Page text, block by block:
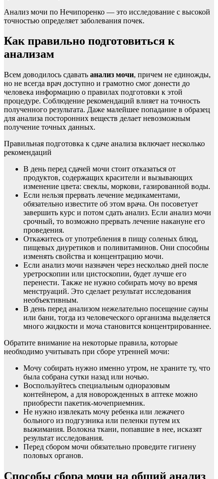
Анализ мочи по Нечипоренко — это исследование с высокой
точностью определяет заболевания почек.
Как правильно подготовиться к
анализам
Всем доводилось сдавать анализ мочи, причем не единожды,
но не всегда врач доступно и грамотно смог донести до
человека информацию о правилах подготовки к этой
процедуре. Соблюдение рекомендаций влияет на точность
полученного результата. Даже малейшее попадание в образец
для анализа посторонних веществ делает невозможным
получение точных данных.
Правильная подготовка к сдаче анализа включает несколько
рекомендаций
В день перед сдачей мочи стоит отказаться от
продуктов, содержащих красители и вызывающих
изменение цвета: свеклы, моркови, газированной воды.
Если нельзя прервать лечение медикаментами,
обязательно известите об этом врача. Он посоветует
завершить курс и потом сдать анализ. Если анализ мочи
срочный, то возможно прервать лечение накануне его
проведения.
Откажитесь от употребления в пищу соленых блюд,
пищевых диуретиков и поливитаминов. Они способны
изменять свойства и концентрацию мочи.
Если анализ мочи назначен через несколько дней после
уретроскопии или цистоскопии, будет лучше его
перенести. Также не нужно собирать мочу во время
менструаций. Это сделает результат исследования
необъективным.
В день перед анализом нежелательно посещение сауны
или бани, тогда из человеческого организма выделяется
много жидкости и моча становится концентрированнее.
Обратите внимание на некоторые правила, которые
необходимо учитывать при сборе утренней мочи:
Мочу собирать нужно именно утром, не храните ту, что
была собрана сутки назад или ночью.
Воспользуйтесь специальным одноразовым
контейнером, а для новорожденных в аптеке можно
приобрести пакетик-мочеприемник.
Не нужно извлекать мочу ребенка или лежачего
больного из подгузника или пеленки путем их
выжимания. Волокна ткани, попавшие в нее, исказят
результат исследования.
Перед сбором мочи обязательно проведите гигиену
половых органов.
Способы сбора мочи на общий анализ